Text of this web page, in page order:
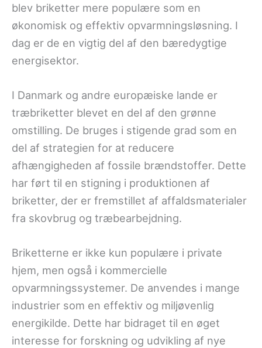
blev briketter mere populære som en
økonomisk og effektiv opvarmningsløsning. I
dag er de en vigtig del af den bæredygtige
energisektor.
I Danmark og andre europæiske lande er
træbriketter blevet en del af den grønne
omstilling. De bruges i stigende grad som en
del af strategien for at reducere
afhængigheden af fossile brændstoffer. Dette
har ført til en stigning i produktionen af
briketter, der er fremstillet af affaldsmaterialer
fra skovbrug og træbearbejdning.
Briketterne er ikke kun populære i private
hjem, men også i kommercielle
opvarmningssystemer. De anvendes i mange
industrier som en effektiv og miljøvenlig
energikilde. Dette har bidraget til en øget
interesse for forskning og udvikling af nye